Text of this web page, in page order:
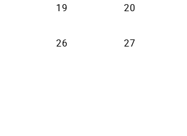
19 20
26 27